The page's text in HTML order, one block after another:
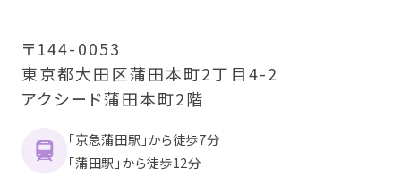
〒144-0053
東京都大田区蒲田本町2丁目4-2
アクシード蒲田本町2階
「京急蒲田駅」から徒歩7分
「蒲田駅」から徒歩12分